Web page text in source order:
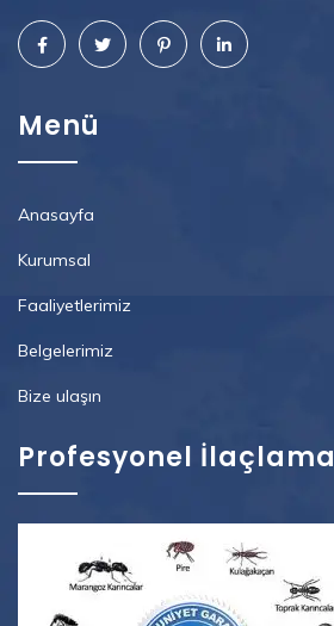
Menü
Anasayfa
Kurumsal
Faaliyetlerimiz
Belgelerimiz
Bize ulaşın
Profesyonel İlaçlama